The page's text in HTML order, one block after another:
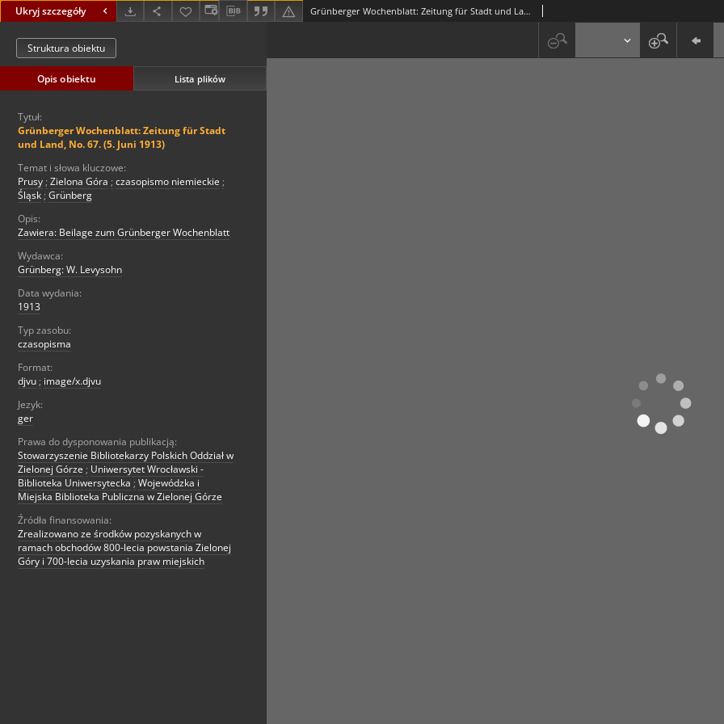
Ukryj szczegóły Grünberger Wochenblatt: Zeitung für Stadt und Land, No. 67. (5. Juni 1913)
Struktura obiektu
Opis obiektu Lista plików
Tytuł:
Grünberger Wochenblatt: Zeitung für Stadt
und Land, No. 67. (5. Juni 1913)
Temat i słowa kluczowe:
Prusy ; Zielona Góra ; czasopismo niemieckie ;
Śląsk ; Grünberg
Opis:
Zawiera: Beilage zum Grünberger Wochenblatt
Wydawca:
Grünberg: W. Levysohn
Data wydania:
1913
Typ zasobu:
czasopisma
Format:
djvu ; image/x.djvu
Jezyk:
ger
Prawa do dysponowania publikacją:
Stowarzyszenie Bibliotekarzy Polskich Oddział w
Zielonej Górze ; Uniwersytet Wrocławski -
Biblioteka Uniwersytecka ; Wojewódzka i
Miejska Biblioteka Publiczna w Zielonej Górze
Źródła finansowania:
Zrealizowano ze środków pozyskanych w
ramach obchodów 800-lecia powstania Zielonej
Góry i 700-lecia uzyskania praw miejskich